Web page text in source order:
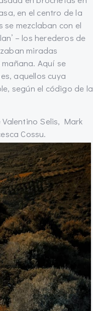
en el centro de la
mezclaban con el
– los herederos de
miradas
Aquí se
aquellos cuya
según el código de la
Selis, Mark
Cossu.